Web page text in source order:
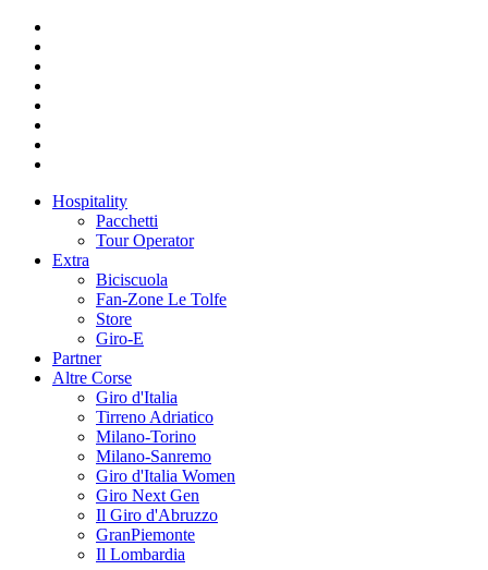
Hospitality
Pacchetti
Tour Operator
Extra
Biciscuola
Fan-Zone Le Tolfe
Store
Giro-E
Partner
Altre Corse
Giro d'Italia
Tirreno Adriatico
Milano-Torino
Milano-Sanremo
Giro d'Italia Women
Giro Next Gen
Il Giro d'Abruzzo
GranPiemonte
Il Lombardia